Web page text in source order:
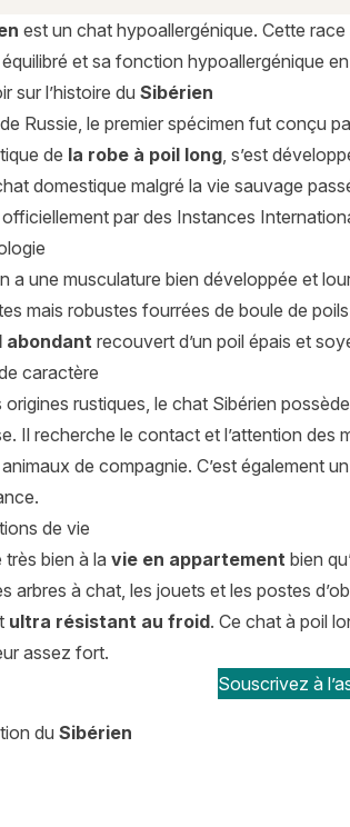
est un chat hypoallergénique. Cette
et sa fonction hypoallergénique
sur l’histoire du Sibérien
Russie, le premier spécimen fut conçu
de la robe à poil long, s’est
domestique malgré la vie sauvage
par des Instances
a une musculature bien développée et
mais robustes fourrées de boule de
abondant recouvert d’un poil épais et
caractère
origines rustiques, le chat Sibérien
Il recherche le contact et l’attention des
de compagnie. C’est également
de vie
très bien à la vie en appartement bien
arbres à chat, les jouets et les postes
ultra résistant au froid. Ce chat à poil
assez fort.
Souscrivez à
du Sibérien